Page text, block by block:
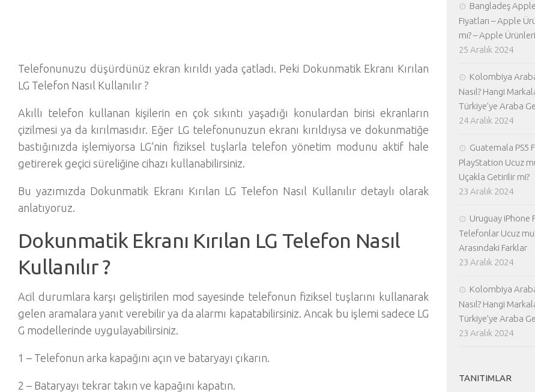
Telefonunuzu düşürdünüz ekran kırıldı yada çatladı. Peki Dokunmatik Ekranı Kırılan
LG Telefon Nasıl Kullanılır ?
Akıllı telefon kullanan kişilerin en çok sıkıntı yaşadığı konulardan birisi ekranların
çizilmesi ya da kırılmasıdır. Eğer LG telefonunuzun ekranı kırıldıysa ve dokunmatiğe
bastığınızda işlemiyorsa LG’nin fiziksel tuşlarla telefon yönetim modunu aktif hale
getirerek geçici süreliğine cihazı kullanabilirsiniz.
Bu yazımızda Dokunmatik Ekranı Kırılan LG Telefon Nasıl Kullanılır detaylı olarak
anlatıyoruz.
Dokunmatik Ekranı Kırılan LG Telefon Nasıl
Kullanılır ?
Acil durumlara karşı geliştirilen mod sayesinde telefonun fiziksel tuşlarını kullanarak
gelen aramalara yanıt verebilir ya da alarmı kapatabilirsiniz. Ancak bu işlemi sadece LG
G modellerinde uygulayabilirsiniz.
1 – Telefonun arka kapağını açın ve bataryayı çıkarın.
2 – Bataryayı tekrar takın ve kapağını kapatın.
Bangladeş
Fiyatları – Apple
mı? – Apple
25 Aralık 2024
Kolombiya
Nasıl? Hangi
Türkiye’ye Araba
24 Aralık 2024
Guatemala PS5
PlayStation Ucuz
Uçakla Getirilir mi?
23 Aralık 2024
Uruguay iPhone
Telefonlar Ucuz
Arasındaki Farklar
23 Aralık 2024
Kolombiya
Nasıl? Hangi
Türkiye’ye Araba
23 Aralık 2024
TANITIMLAR